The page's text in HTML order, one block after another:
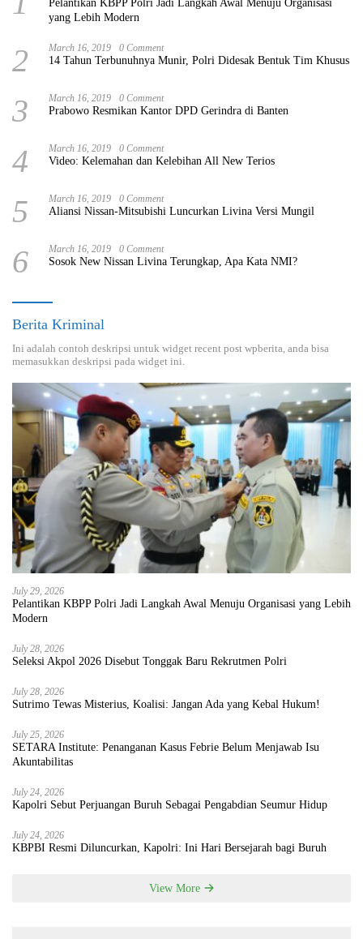
Pelantikan KBPP Polri Jadi Langkah Awal Menuju Organisasi
yang Lebih Modern
2 March 16, 2019 0 Comment
14 Tahun Terbunuhnya Munir, Polri Didesak Bentuk Tim Khusus
3 March 16, 2019 0 Comment
Prabowo Resmikan Kantor DPD Gerindra di Banten
4 March 16, 2019 0 Comment
Video: Kelemahan dan Kelebihan All New Terios
5 March 16, 2019 0 Comment
Aliansi Nissan-Mitsubishi Luncurkan Livina Versi Mungil
6 March 16, 2019 0 Comment
Sosok New Nissan Livina Terungkap, Apa Kata NMI?
Berita Kriminal
Ini adalah contoh deskripsi untuk widget recent post wpberita, anda bisa
memasukkan deskripsi pada widget ini.
July 29, 2026
Pelantikan KBPP Polri Jadi Langkah Awal Menuju Organisasi yang Lebih
Modern
July 28, 2026
Seleksi Akpol 2026 Disebut Tonggak Baru Rekrutmen Polri
July 28, 2026
Sutrimo Tewas Misterius, Koalisi: Jangan Ada yang Kebal Hukum!
July 25, 2026
SETARA Institute: Penanganan Kasus Febrie Belum Menjawab Isu
Akuntabilitas
July 24, 2026
Kapolri Sebut Perjuangan Buruh Sebagai Pengabdian Seumur Hidup
July 24, 2026
KBPBI Resmi Diluncurkan, Kapolri: Ini Hari Bersejarah bagi Buruh
View More